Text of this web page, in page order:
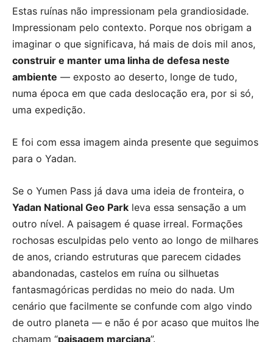
Estas ruínas não impressionam pela grandiosidade.
Impressionam pelo contexto. Porque nos obrigam a
imaginar o que significava, há mais de dois mil anos,
construir e manter uma linha de defesa neste
ambiente — exposto ao deserto, longe de tudo,
numa época em que cada deslocação era, por si só,
uma expedição.
E foi com essa imagem ainda presente que seguimos
para o Yadan.
Se o Yumen Pass já dava uma ideia de fronteira, o
Yadan National Geo Park leva essa sensação a um
outro nível. A paisagem é quase irreal. Formações
rochosas esculpidas pelo vento ao longo de milhares
de anos, criando estruturas que parecem cidades
abandonadas, castelos em ruína ou silhuetas
fantasmagóricas perdidas no meio do nada. Um
cenário que facilmente se confunde com algo vindo
de outro planeta — e não é por acaso que muitos lhe
chamam “paisagem marciana”.